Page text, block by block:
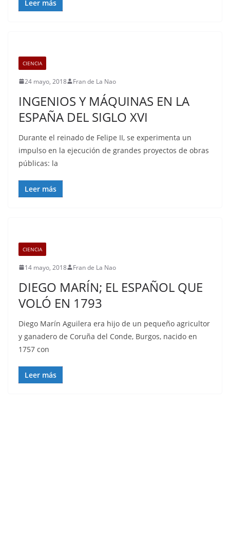
Leer más
CIENCIA
24 mayo, 2018 Fran de La Nao
INGENIOS Y MÁQUINAS EN LA
ESPAÑA DEL SIGLO XVI
Durante el reinado de Felipe II, se experimenta un
impulso en la ejecución de grandes proyectos de obras
públicas: la
Leer más
CIENCIA
14 mayo, 2018 Fran de La Nao
DIEGO MARÍN; EL ESPAÑOL QUE
VOLÓ EN 1793
Diego Marín Aguilera era hijo de un pequeño agricultor
y ganadero de Coruña del Conde, Burgos, nacido en
1757 con
Leer más